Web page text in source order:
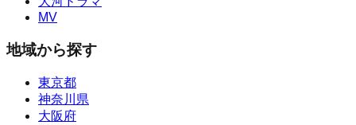
MV
地域から探す
東京都
神奈川県
大阪府